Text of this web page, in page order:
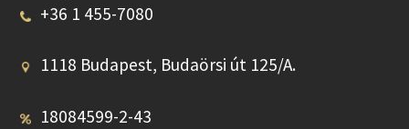
+36 1 455-7080
1118 Budapest, Budaörsi út 125/A.
18084599-2-43